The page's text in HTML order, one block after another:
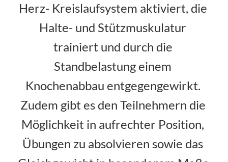
Herz- Kreislaufsystem aktiviert, die
Halte- und Stützmuskulatur
trainiert und durch die
Standbelastung einem
Knochenabbau entgegengewirkt.
Zudem gibt es den Teilnehmern die
Möglichkeit in aufrechter Position,
Übungen zu absolvieren sowie das